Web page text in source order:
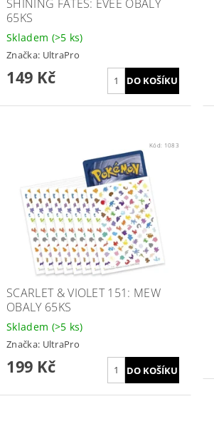
SHINING FATES: EVEE OBALY
65KS
Skladem (>5 ks)
Značka: UltraPro
149 Kč
Kód: 1083
SCARLET & VIOLET 151: MEW
OBALY 65KS
Skladem (>5 ks)
Značka: UltraPro
199 Kč